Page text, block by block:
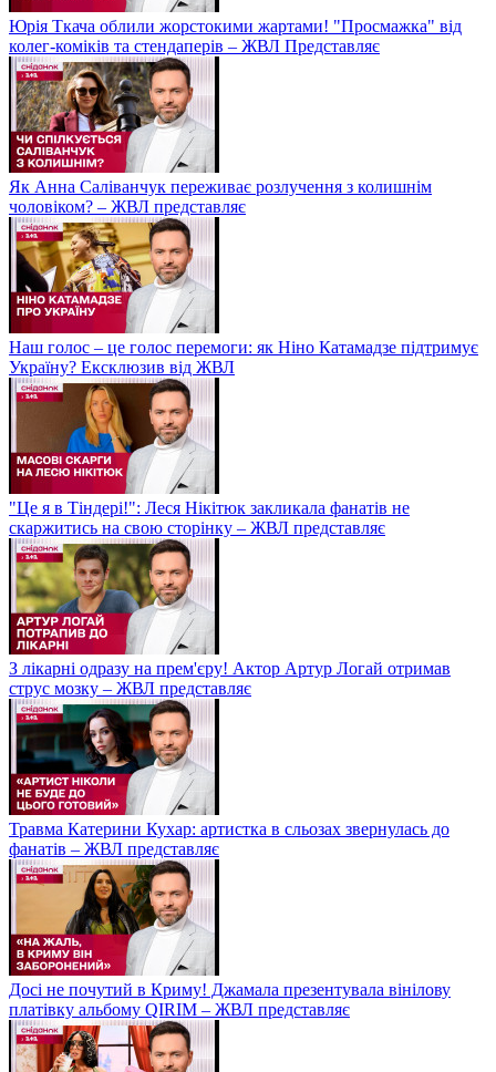
Юрія Ткача облили жорстокими жартами! "Просмажка" від
колег-коміків та стендаперів – ЖВЛ Представляє
Як Анна Саліванчук переживає розлучення з колишнім
чоловіком? – ЖВЛ представляє
Наш голос – це голос перемоги: як Ніно Катамадзе підтримує
Україну? Ексклюзив від ЖВЛ
"Це я в Тіндері!": Леся Нікітюк закликала фанатів не
скаржитись на свою сторінку – ЖВЛ представляє
З лікарні одразу на прем'єру! Актор Артур Логай отримав
струс мозку – ЖВЛ представляє
Травма Катерини Кухар: артистка в сльозах звернулась до
фанатів – ЖВЛ представляє
Досі не почутий в Криму! Джамала презентувала вінілову
платівку альбому QIRIM – ЖВЛ представляє